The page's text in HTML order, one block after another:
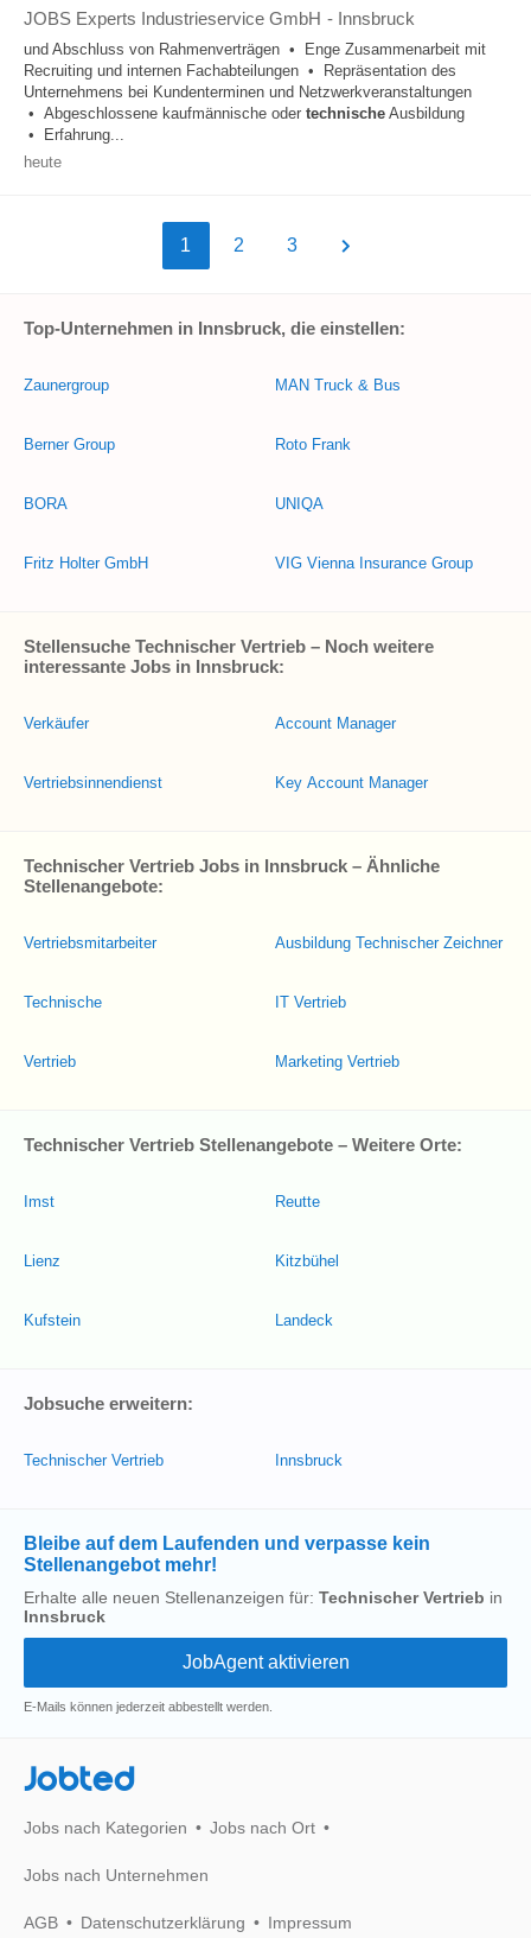
JOBS Experts Industrieservice GmbH - Innsbruck
und Abschluss von Rahmenverträgen • Enge Zusammenarbeit mit
Recruiting und internen Fachabteilungen • Repräsentation des
Unternehmens bei Kundenterminen und Netzwerkveranstaltungen
• Abgeschlossene kaufmännische oder technische Ausbildung
• Erfahrung...
heute
1 2 3
Top-Unternehmen in Innsbruck, die einstellen:
Zaunergroup
Berner Group
BORA
Fritz Holter GmbH
MAN Truck & Bus
Roto Frank
UNIQA
VIG Vienna Insurance Group
Stellensuche Technischer Vertrieb – Noch weitere
interessante Jobs in Innsbruck:
Verkäufer
Vertriebsinnendienst
Account Manager
Key Account Manager
Technischer Vertrieb Jobs in Innsbruck – Ähnliche
Stellenangebote:
Vertriebsmitarbeiter
Technische
Vertrieb
Ausbildung Technischer Zeichner
IT Vertrieb
Marketing Vertrieb
Technischer Vertrieb Stellenangebote – Weitere Orte:
Imst
Lienz
Kufstein
Reutte
Kitzbühel
Landeck
Jobsuche erweitern:
Technischer Vertrieb Innsbruck
Bleibe auf dem Laufenden und verpasse kein
Stellenangebot mehr!
Erhalte alle neuen Stellenanzeigen für: Technischer Vertrieb in
Innsbruck
E-Mails können jederzeit abbestellt werden.
Jobted
Jobs nach Kategorien Jobs nach Ort
Jobs nach Unternehmen
AGB Datenschutzerklärung Impressum